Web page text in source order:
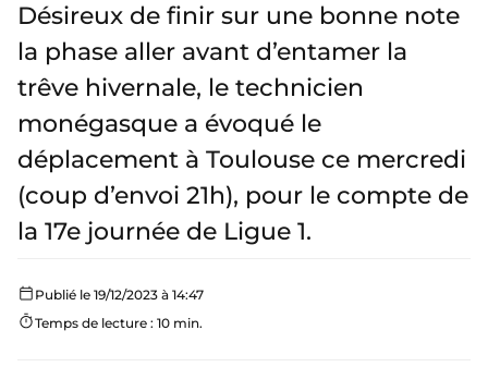
Désireux de finir sur une bonne note
la phase aller avant d’entamer la
trêve hivernale, le technicien
monégasque a évoqué le
déplacement à Toulouse ce mercredi
(coup d’envoi 21h), pour le compte de
la 17e journée de Ligue 1.
Publié le 19/12/2023 à 14:47
Temps de lecture : 10 min.